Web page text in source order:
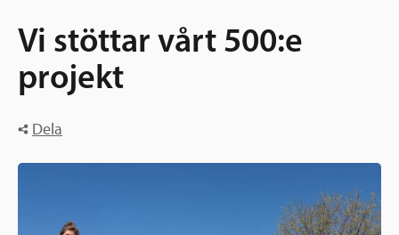
Projekt
Berättelser
Våra stöd
Grannskapsinitiativet
Utlysningar
Sök stöd
Ansök
Rekommendationer
Vi stöttar vårt 500:e
projekt
Dela